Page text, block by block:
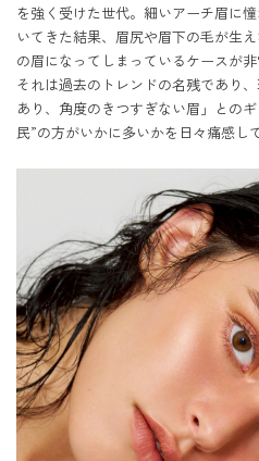
を強く受けた世代。細いアーチ眉に
いてきた結果、眉尻や眉下の毛が生
の眉になってしまっているケースが非
それは過去のトレンドの名残であり
あり、角度のきつすぎない眉」との
民”の方がいかに多いかを日々痛感し